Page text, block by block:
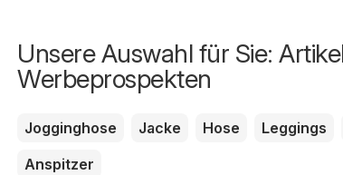
Unsere Auswahl für Sie:
Werbeprospekten
Jogginghose Jacke Hose Leggings
Anspitzer